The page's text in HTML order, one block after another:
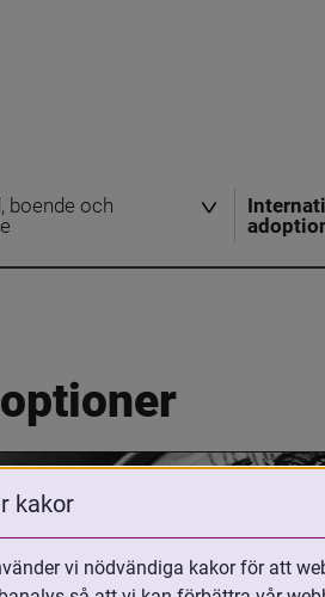
boende och
kakor
vi nödvändiga kakor för att